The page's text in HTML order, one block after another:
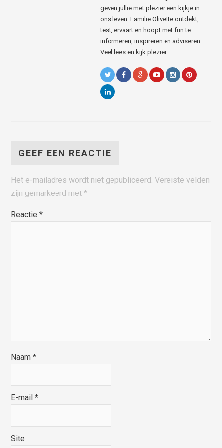
geven jullie met plezier een kijkje in
ons leven. Familie Olivette ontdekt,
test, ervaart en hoopt met fun te
informeren, inspireren en adviseren.
Veel lees en kijk plezier.
GEEF EEN REACTIE
Het e-mailadres wordt niet gepubliceerd. Vereiste velden
zijn gemarkeerd met*
Reactie*
Naam*
E-mail*
Site